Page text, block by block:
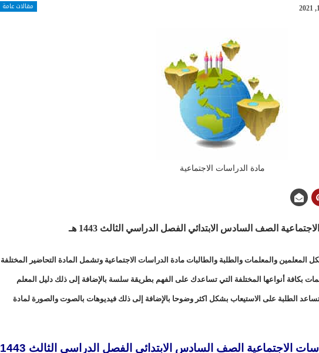
مقالات عامة
مادة الدراسات الاجتماعية
الصف السادس الابتدائي الفصل الدراسي الثالث 1443 هـ
والمعلمات والطلبة والطالبات مادة الدراسات الاجتماعية وتشمل المادة التحاضير المختلفة
بكافة أنواعها المختلفة التي تساعدك على الفهم بطريقة سلسة بالإضافة إلى ذلك دليل المعلم
الطلبة على الاستيعاب بشكل اكثر وضوحا بالإضافة إلى ذلك فيديوهات بالصوت والصورة لمادة
تحضير المستقبل مادة الدراسات الاجتماعية الصف السادس الابتدائي الفصل الدراسي الثالث 1443